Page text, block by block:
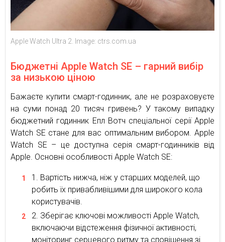
Apple Watch Ultra 2. Image: ctrs.com.ua
Бюджетні Apple Watch SE – гарний вибір
за низькою ціною
Бажаєте купити смарт-годинник, але не розраховуєте
на суми понад 20 тисяч гривень? У такому випадку
бюджетний годинник Епл Вотч спеціальної серії Apple
Watch SE стане для вас оптимальним вибором. Apple
Watch SE – це доступна серія смарт-годинників від
Apple. Основні особливості Apple Watch SE:
Вартість нижча, ніж у старших моделей, що
робить їх привабливішими для широкого кола
користувачів.
Зберігає ключові можливості Apple Watch,
включаючи відстеження фізичної активності,
моніторинг серцевого ритму та сповіщення зі